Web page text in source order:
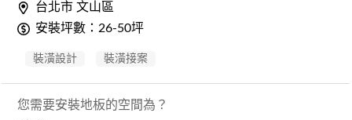
台北市 文山區
安裝坪數：26-50坪
裝潢設計 裝潢接案
您需要安裝地板的空間為？